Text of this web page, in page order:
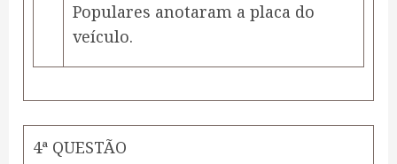
Populares anotaram a placa do
veículo.
4ª QUESTÃO